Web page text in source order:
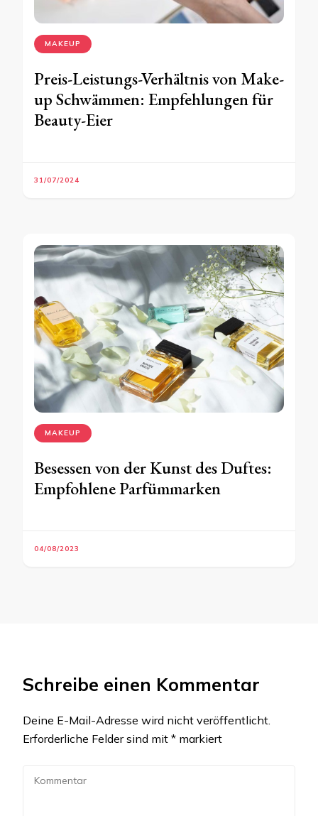
MAKEUP
Preis-Leistungs-Verhältnis von Make-
up Schwämmen: Empfehlungen für
Beauty-Eier
31/07/2024
MAKEUP
Besessen von der Kunst des Duftes:
Empfohlene Parfümmarken
04/08/2023
Schreibe einen Kommentar
Deine E-Mail-Adresse wird nicht veröffentlicht.
Erforderliche Felder sind mit * markiert